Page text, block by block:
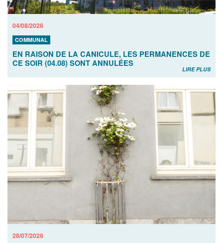
04/08/2026
COMMUNAL
EN RAISON DE LA CANICULE, LES PERMANENCES DE
CE SOIR (04.08) SONT ANNULÉES
LIRE PLUS
28/07/2026